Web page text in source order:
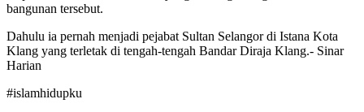
bangunan tersebut.
Dahulu ia pernah menjadi pejabat Sultan Selangor di Istana Kota
Klang yang terletak di tengah-tengah Bandar Diraja Klang.- Sinar
Harian
#islamhidupku